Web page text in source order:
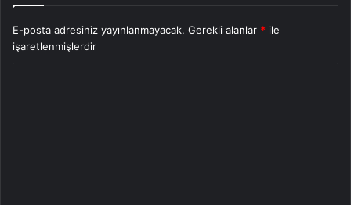
E-posta adresiniz yayınlanmayacak. Gerekli alanlar * ile
işaretlenmişlerdir